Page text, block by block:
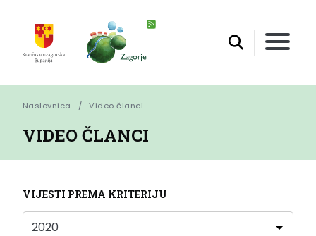
Naslovnica Video članci
VIDEO ČLANCI
VIJESTI PREMA KRITERIJU